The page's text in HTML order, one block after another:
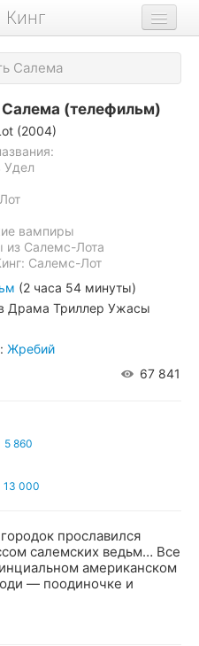
Кинг
Салема
Салема (телефильм)
(2004)
Удел
вампиры
из Салемс-Лота
Салемс-Лот
(2 часа 54 минуты)
Драма Триллер Ужасы
Жребий
67 841
5 860
13 000
прославился
салемских ведьм… Все
американском
— поодиночке и